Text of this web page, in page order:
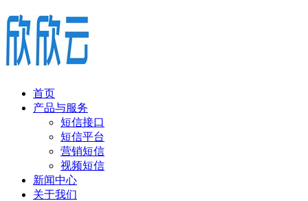
首页
产品与服务
短信接口
短信平台
营销短信
视频短信
新闻中心
关于我们